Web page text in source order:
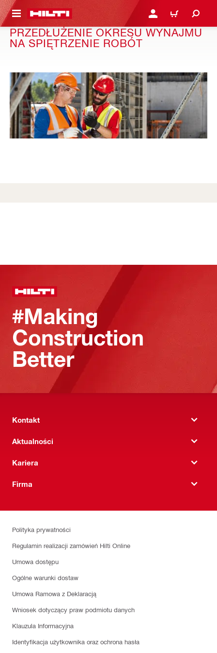
GŁÓWNEJ ZALOGUJ SIĘ LUB
KOSZYK
PRZEDŁUŻENIE OKRESU WYNAJMU
NA SPIĘTRZENIE ROBÓT
#Making
Construction
Better
Kontakt
Aktualności
Kariera
Firma
Polityka prywatności
Regulamin realizacji zamówień Hilti Online
Umowa dostępu
Ogólne warunki dostaw
Umowa Ramowa z Deklaracją
Wniosek dotyczący praw podmiotu danych
Klauzula Informacyjna
Identyfikacja użytkownika oraz ochrona hasła